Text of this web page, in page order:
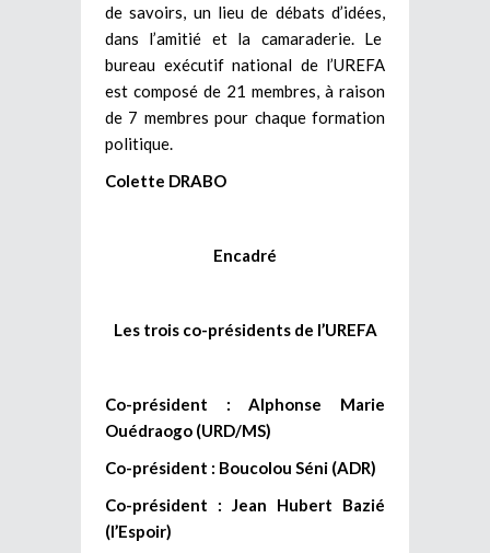
de savoirs, un lieu de débats d’idées,
dans l’amitié et la camaraderie. Le
bureau exécutif national de l’UREFA
est composé de 21 membres, à raison
de 7 membres pour chaque formation
politique.
Colette DRABO
Encadré
Les trois co-présidents de l’UREFA
Co-président : Alphonse Marie
Ouédraogo (URD/MS)
Co-président : Boucolou Séni (ADR)
Co-président : Jean Hubert Bazié
(l’Espoir)